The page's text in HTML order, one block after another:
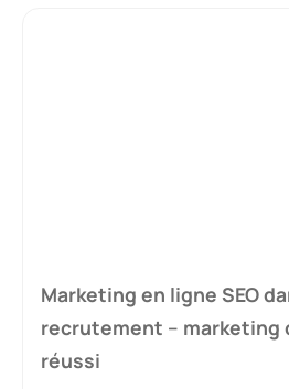
Marketing en ligne SEO
recrutement – marketing
réussi